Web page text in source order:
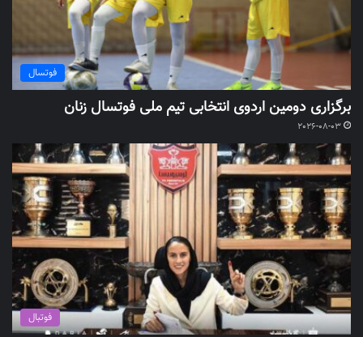
فوتسال
برگزاری دومین اردوی انتخابی تیم ملی فوتسال زنان
2026-08-03
فوتبال